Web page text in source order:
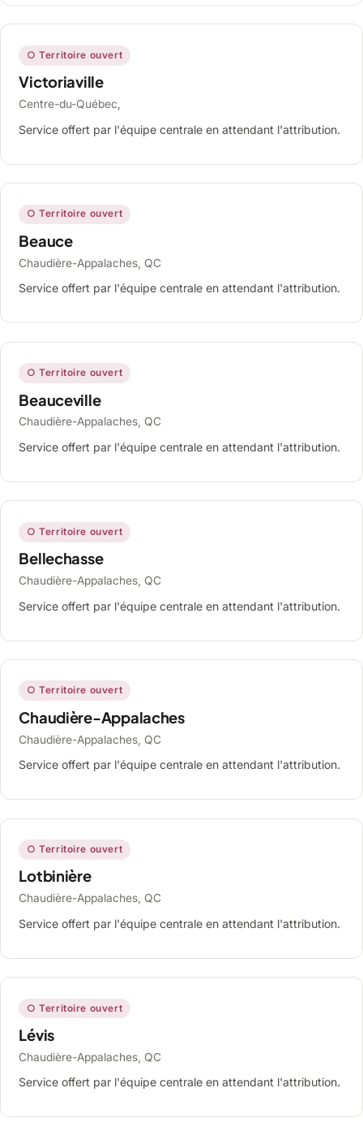
○ Territoire ouvert
Victoriaville
Centre-du-Québec,
Service offert par l'équipe centrale en attendant l'attribution.
○ Territoire ouvert
Beauce
Chaudière-Appalaches, QC
Service offert par l'équipe centrale en attendant l'attribution.
○ Territoire ouvert
Beauceville
Chaudière-Appalaches, QC
Service offert par l'équipe centrale en attendant l'attribution.
○ Territoire ouvert
Bellechasse
Chaudière-Appalaches, QC
Service offert par l'équipe centrale en attendant l'attribution.
○ Territoire ouvert
Chaudière-Appalaches
Chaudière-Appalaches, QC
Service offert par l'équipe centrale en attendant l'attribution.
○ Territoire ouvert
Lotbinière
Chaudière-Appalaches, QC
Service offert par l'équipe centrale en attendant l'attribution.
○ Territoire ouvert
Lévis
Chaudière-Appalaches, QC
Service offert par l'équipe centrale en attendant l'attribution.